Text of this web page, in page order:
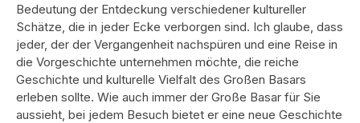
Bedeutung der Entdeckung verschiedener kultureller
Schätze, die in jeder Ecke verborgen sind. Ich glaube, dass
jeder, der der Vergangenheit nachspüren und eine Reise in
die Vorgeschichte unternehmen möchte, die reiche
Geschichte und kulturelle Vielfalt des Großen Basars
erleben sollte. Wie auch immer der Große Basar für Sie
aussieht, bei jedem Besuch bietet er eine neue Geschichte